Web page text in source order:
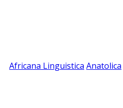
Africana Linguistica Anatolica